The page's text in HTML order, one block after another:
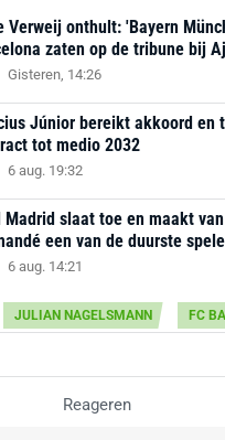
Verweij onthult: 'Bayern
zaten op de tribune bij
Gisteren, 14:26
Júnior bereikt akkoord en
tot medio 2032
6 aug. 19:32
Madrid slaat toe en maakt
een van de duurste
6 aug. 14:21
JULIAN NAGELSMANN FC
Reageren